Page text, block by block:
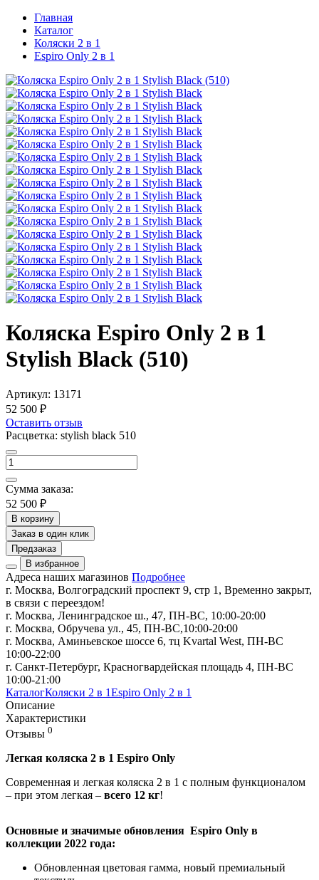
Главная
Каталог
Коляски 2 в 1
Espiro Only 2 в 1
Коляска Espiro Only 2 в 1
Stylish Black (510)
Артикул: 13171
52 500 ₽
Оставить отзыв
Расцветка: stylish black 510
Сумма заказа:
52 500 ₽
В корзину
Заказ в один клик
Предзаказ
В избранное
Адреса наших магазинов Подробнее
г. Москва, Волгоградский проспект 9, стр 1, Временно закрыт,
в связи с переездом!
г. Москва, Ленинградское ш., 47, ПН-ВС, 10:00-20:00
г. Москва, Обручева ул., 45, ПН-ВС,10:00-20:00
г. Москва, Аминьевское шоссе 6, тц Kvartal West, ПН-ВС
10:00-22:00
г. Санкт-Петербург, Красногвардейская площадь 4, ПН-ВС
10:00-21:00
КаталогКоляски 2 в 1Espiro Only 2 в 1
Описание
Характеристики
Отзывы 0
Легкая коляска 2 в 1 Espiro Only
Современная и легкая коляска 2 в 1 с полным функционалом
– при этом легкая – всего 12 кг!
Основные и значимые обновления Espiro Only в
коллекции 2022 года:
Обновленная цветовая гамма, новый премиальный